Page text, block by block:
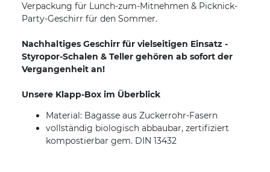
Verpackung für Lunch-zum-Mitnehmen & Picknick-
Party-Geschirr für den Sommer.
Nachhaltiges Geschirr für vielseitigen Einsatz -
Styropor-Schalen & Teller gehören ab sofort der
Vergangenheit an!
Unsere Klapp-Box im Überblick
Material: Bagasse aus Zuckerrohr-Fasern
vollständig biologisch abbaubar, zertifiziert
kompostierbar gem. DIN 13432